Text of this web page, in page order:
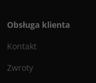
Obsługa klienta
Kontakt
Zwroty